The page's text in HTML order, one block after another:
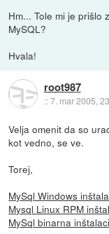
Hm... Tole mi je prišlo
MySQL?
Hvala!
root987
::7. mar 2005,
Velja omenit da so
kot vedno, se ve.
Torej,
MySql Windows
Mysql Linux RPM
MySql binarna